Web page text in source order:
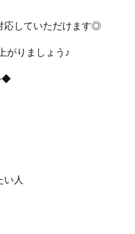
応していただけます◎
がりましょう♪
人